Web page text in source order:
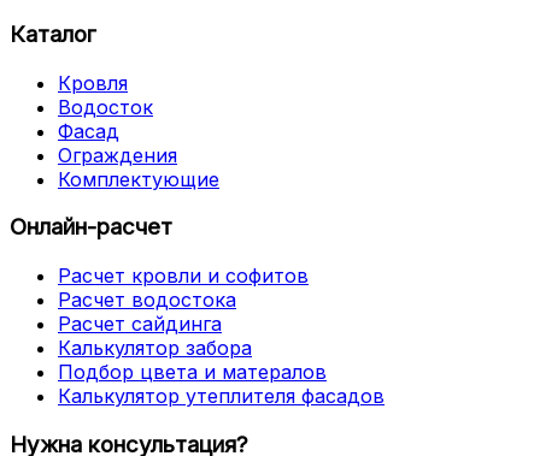
Каталог
Кровля
Водосток
Фасад
Ограждения
Комплектующие
Онлайн-расчет
Расчет кровли и софитов
Расчет водостока
Расчет сайдинга
Калькулятор забора
Подбор цвета и матералов
Калькулятор утеплителя фасадов
Нужна консультация?